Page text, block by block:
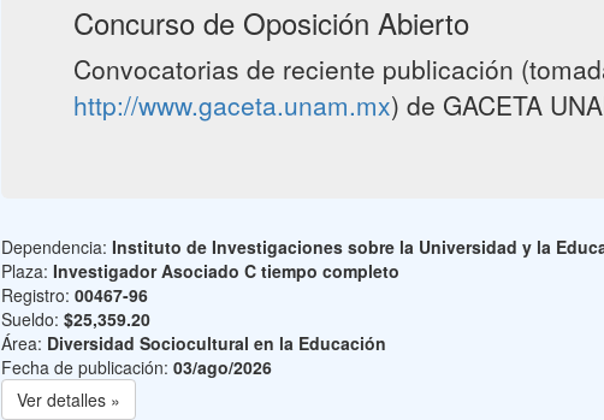
Concurso de Oposición Abierto
Convocatorias de reciente publicación
http://www.gaceta.unam.mx) de GACETA
Dependencia: Instituto de Investigaciones sobre la Universidad y la
Plaza: Investigador Asociado C tiempo completo
Registro: 00467-96
Sueldo: $25,359.20
Área: Diversidad Sociocultural en la Educación
Fecha de publicación: 03/ago/2026
Ver detalles »